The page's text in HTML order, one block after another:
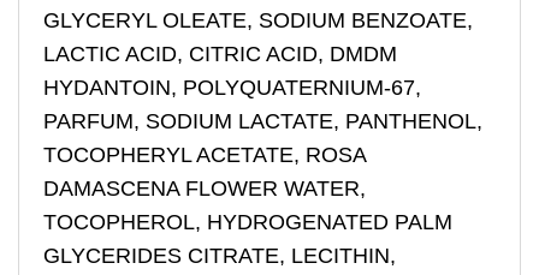
GLYCERYL OLEATE, SODIUM BENZOATE,
LACTIC ACID, CITRIC ACID, DMDM
HYDANTOIN, POLYQUATERNIUM-67,
PARFUM, SODIUM LACTATE, PANTHENOL,
TOCOPHERYL ACETATE, ROSA
DAMASCENA FLOWER WATER,
TOCOPHEROL, HYDROGENATED PALM
GLYCERIDES CITRATE, LECITHIN,